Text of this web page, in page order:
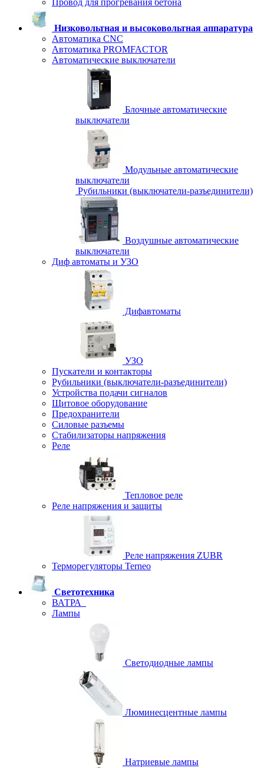
Провод для прогревания бетона
Низковольтная и высоковольтная аппаратура
Автоматика CNC
Автоматика PROMFACTOR
Автоматические выключатели
Блочные автоматические
выключатели
Модульные автоматические
выключатели
Рубильники (выключатели-разъединители)
Воздушные автоматические
выключатели
Диф автоматы и УЗО
Дифавтоматы
УЗО
Пускатели и контакторы
Рубильники (выключатели-разъединители)
Устройства подачи сигналов
Щитовое оборудование
Предохранители
Силовые разъемы
Стабилизаторы напряжения
Реле
Тепловое реле
Реле напряжения и защиты
Реле напряжения ZUBR
Терморегуляторы Terneo
Светотехника
ВАТРА
Лампы
Светодиодные лампы
Люминесцентные лампы
Натриевые лампы